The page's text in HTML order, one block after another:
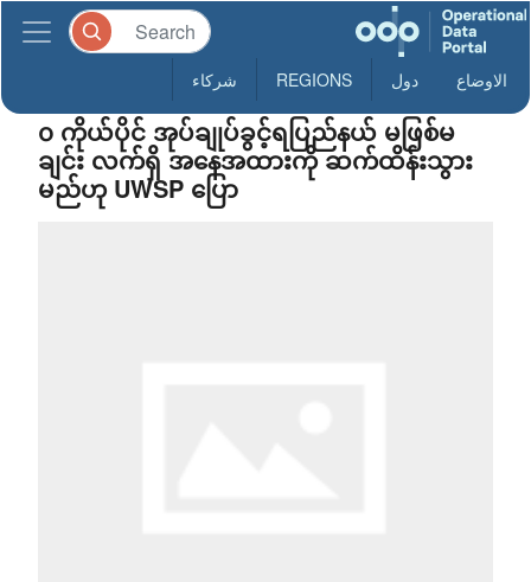
الاوضاع دول REGIONS شركاء
၀ ကိုယ်ပိုင် အုပ်ချုပ်ခွင့်ရပြည်နယ် မဖြစ်မ
ချင်း လက်ရှိ အနေအထားကို ဆက်ထိန်းသွား
မည်ဟု UWSP ပြော